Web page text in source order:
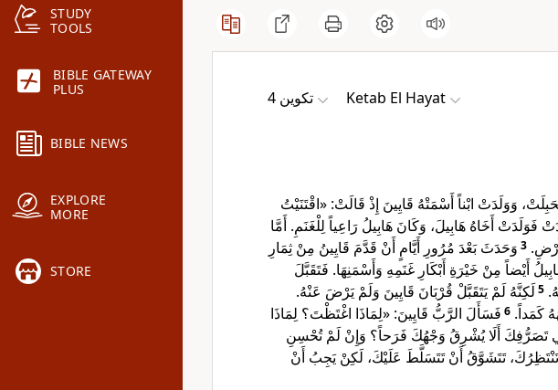
STUDY
TOOLS
BIBLE GATEWAY
PLUS
BIBLE NEWS
EXPLORE
MORE
STORE
ﺗﻜﻮﻳﻦ 4 Ketab El Hayat
وَوَلَدَتْ ابْناً أَسْمَتْهُ قَايِينَ إِذْ قَالَتْ: «اقْتَنَيْتُ
فَوَلَدَتْ أَخَاهُ هَابِيلَ، وَكَانَ هَابِيلُ رَاعِياً لِلْغَنَمِ. أَمَّا
3 وَحَدَثَ بَعْدَ مُرُورِ أَيَّامٍ أَنْ قَدَّمَ قَايِينُ مِنْ ثِمَارِ
أَيْضاً مِنْ خَيْرَةِ أَبْكَارِ غَنَمِهِ وَأَسْمَنِهَا. فَتَقَبَّلَ
5 لَكِنَّهُ لَمْ يَتَقَبَّلْ قُرْبَانَ قَايِينَ وَلَمْ يَرْضَ عَنْهُ.
كَمَداً.6 فَسَأَلَ الرَّبُّ قَايِينَ: «لِمَاذَا اغْتَظْتَ؟ لِمَاذَا
تَصَرُّفِكَ أَلَا يُشْرِقُ وَجْهُكَ فَرَحاً؟ وَإِنْ لَمْ تُحْسِنِ
تَتَشَوَّقُ أَنْ تَتَسَلَّطَ عَلَيْكَ، لَكِنْ يَجِبُ أَنْ